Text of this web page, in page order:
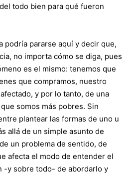
todo bien para qué fueron
podría pararse aquí y decir que,
no importa cómo se diga, pues
es el mismo: tenemos que
que compramos, nuestro
y por lo tanto, de una
somos más pobres. Sin
plantear las formas de uno u
allá de un simple asunto de
un problema de sentido, de
afecta el modo de entender el
-y sobre todo- de abordarlo y